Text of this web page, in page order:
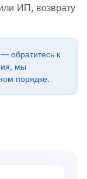
ИП, возврату
обратитесь к
мы
порядке.